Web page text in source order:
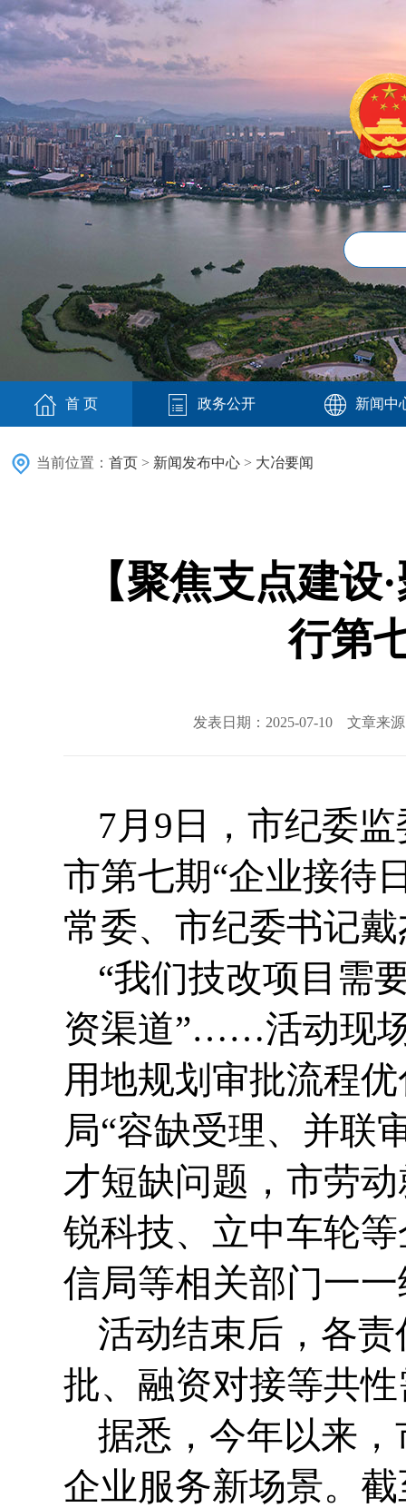
首 页 政务公开 新闻中
当前位置： 首页 > 新闻发布中心 > 大冶要闻
【聚焦支点建
行第
发表日期：2025-07-10 文章来
7月9日，市纪委
市第七期“企业接待
常委、市纪委书记
“我们技改项目需
资渠道”……活动现
用地规划审批流程
局“容缺受理、并联
才短缺问题，市劳
锐科技、立中车轮
信局等相关部门一
活动结束后，各
批、融资对接等共
据悉，今年以来
企业服务新场景。